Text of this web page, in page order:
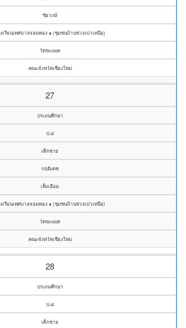
ชัยวงษ์
เรียนเทศบาลจอมทอง ๑ (ชุมชนบ้านข่วงเปาเหนือ)
วัดขะแมด
คณะจังหวัดเชียงใหม่
27
ประถมศึกษา
ป.๔
เด็กชาย
กฤติเดช
เพ็งเอือม
เรียนเทศบาลจอมทอง ๑ (ชุมชนบ้านข่วงเปาเหนือ)
วัดขะแมด
คณะจังหวัดเชียงใหม่
28
ประถมศึกษา
ป.๔
เด็กชาย